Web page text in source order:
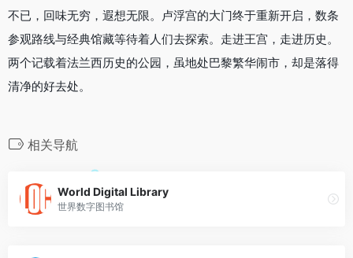
不已，回味无穷，遐想无限。卢浮宫的大门终于重新开启，数条
参观路线与经典馆藏等待着人们去探索。走进王宫，走进历史。
两个记载着法兰西历史的公园，虽地处巴黎繁华闹市，却是落得
清净的好去处。
相关导航
World Digital Library
世界数字图书馆